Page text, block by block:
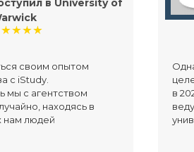
в University of
своим опытом
с iStudy.
мы с агентством
находясь в
нам людей
в